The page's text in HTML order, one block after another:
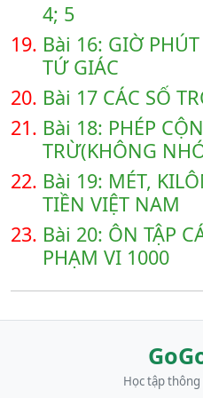
4; 5
19. Bài 16: GIỜ
TỨ GIÁC
20. Bài 17 CÁC SỐ
21. Bài 18: PHÉP
TRỪ(KHÔNG
22. Bài 19: MÉT,
TIỀN VIỆT NAM
23. Bài 20: ÔN TẬP
PHẠM VI 1000
Học tập